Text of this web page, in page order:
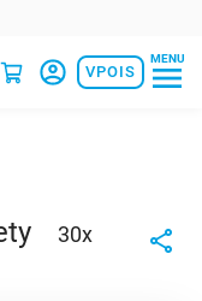
VPOIS
MENU
30x